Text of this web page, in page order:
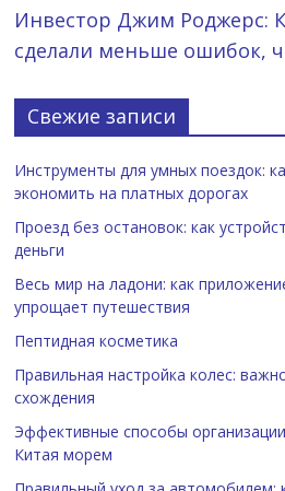
Инвестор Джим Роджерс:
сделали меньше ошибок,
Свежие записи
Инструменты для умных поездок:
экономить на платных дорогах
Проезд без остановок: как
деньги
Весь мир на ладони: как
упрощает путешествия
Пептидная косметика
Правильная настройка колес:
схождения
Эффективные способы
Китая морем